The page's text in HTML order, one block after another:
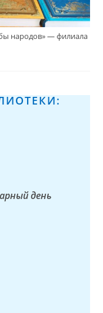
народов» — филиала
день